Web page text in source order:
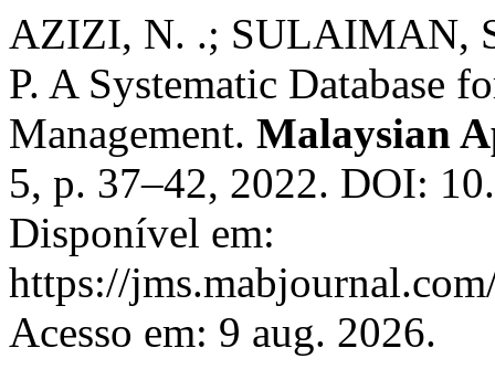
AZIZI, N. .; SULAIMAN,
P. A Systematic Database
Management. Malaysian
5, p. 37–42, 2022. DOI:
Disponível em:
https://
Acesso em: 9 aug. 2026.